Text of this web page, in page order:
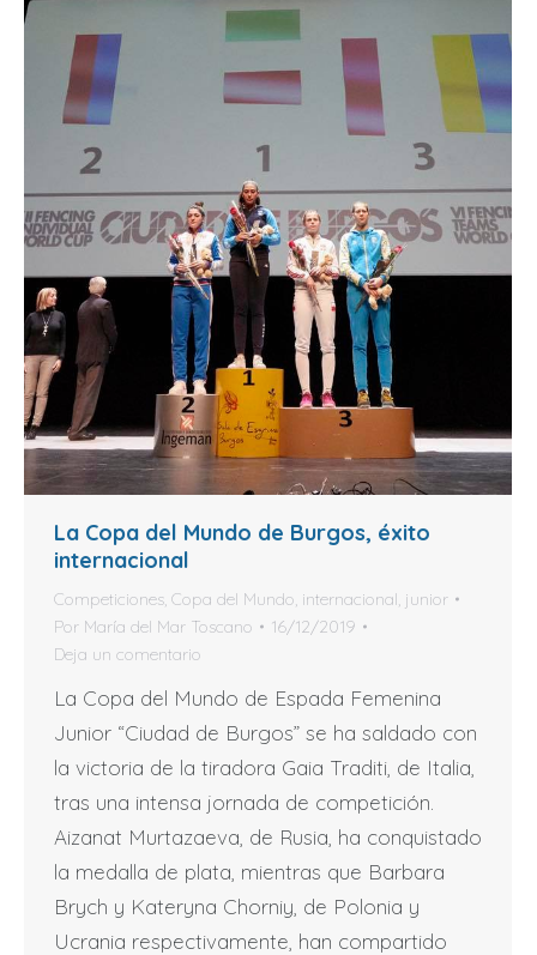
La Copa del Mundo de Burgos, éxito
internacional
Competiciones Copa del Mundo internacional junior
Por María del Mar Toscano
16/12/2019
Deja un comentario
La Copa del Mundo de Espada Femenina
Junior “Ciudad de Burgos” se ha saldado con
la victoria de la tiradora Gaia Traditi, de Italia,
tras una intensa jornada de competición.
Aizanat Murtazaeva, de Rusia, ha conquistado
la medalla de plata, mientras que Barbara
Brych y Kateryna Chorniy, de Polonia y
Ucrania respectivamente, han compartido